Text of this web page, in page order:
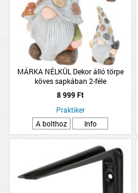
MÁRKA NÉLKÜL Dekor álló törpe
köves sapkában 2-féle
8 999 Ft
Praktiker
A bolthoz
Info